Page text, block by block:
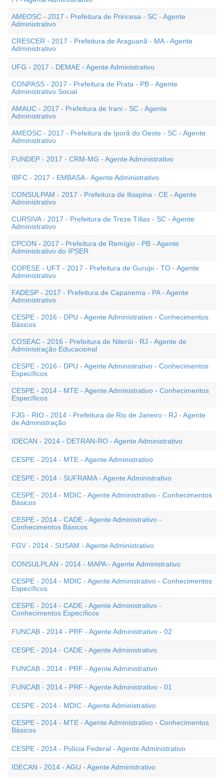
AMEOSC - 2017 - Prefeitura de Princesa - SC - Agente
Administrativo
CRESCER - 2017 - Prefeitura de Araguanã - MA - Agente
Administrativo
UFG - 2017 - DEMAE - Agente Administrativo
CONPASS - 2017 - Prefeitura de Prata - PB - Agente
Administrativo Social
AMAUC - 2017 - Prefeitura de Irani - SC - Agente
Administrativo
AMEOSC - 2017 - Prefeitura de Iporã do Oeste - SC - Agente
Administrativo
FUNDEP - 2017 - CRM-MG - Agente Administrativo
IBFC - 2017 - EMBASA - Agente Administrativo
CONSULPAM - 2017 - Prefeitura de Ibiapina - CE - Agente
Administrativo
CURSIVA - 2017 - Prefeitura de Treze Tílias - SC - Agente
Administrativo
CPCON - 2017 - Prefeitura de Remígio - PB - Agente
Administrativo do IPSER
COPESE - UFT - 2017 - Prefeitura de Gurupi - TO - Agente
Administrativo
FADESP - 2017 - Prefeitura de Capanema - PA - Agente
Administrativo
CESPE - 2016 - DPU - Agente Administrativo - Conhecimentos
Básicos
COSEAC - 2016 - Prefeitura de Niterói - RJ - Agente de
Administração Educacional
CESPE - 2016 - DPU - Agente Administrativo - Conhecimentos
Específicos
CESPE - 2014 - MTE - Agente Administrativo - Conhecimentos
Específicos
FJG - RIO - 2014 - Prefeitura de Rio de Janeiro - RJ - Agente
de Administração
IDECAN - 2014 - DETRAN-RO - Agente Administrativo
CESPE - 2014 - MTE - Agente Administrativo
CESPE - 2014 - SUFRAMA - Agente Administrativo
CESPE - 2014 - MDIC - Agente Administrativo - Conhecimentos
Básicos
CESPE - 2014 - CADE - Agente Administrativo -
Conhecimentos Básicos
FGV - 2014 - SUSAM - Agente Administrativo
CONSULPLAN - 2014 - MAPA - Agente Administrativo
CESPE - 2014 - MDIC - Agente Administrativo - Conhecimentos
Específicos
CESPE - 2014 - CADE - Agente Administrativo -
Conhecimentos Específicos
FUNCAB - 2014 - PRF - Agente Administrativo - 02
CESPE - 2014 - CADE - Agente Administrativo
FUNCAB - 2014 - PRF - Agente Administrativo
FUNCAB - 2014 - PRF - Agente Administrativo - 01
CESPE - 2014 - MDIC - Agente Administrativo
CESPE - 2014 - MTE - Agente Administrativo - Conhecimentos
Básicos
CESPE - 2014 - Polícia Federal - Agente Administrativo
IDECAN - 2014 - AGU - Agente Administrativo